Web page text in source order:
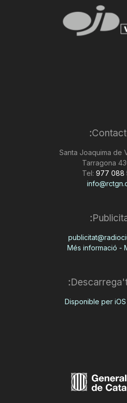
Santa Joaquima de
Tel: 977 088
Més informació -
Disponible per